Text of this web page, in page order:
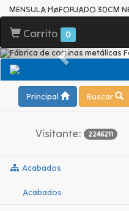
MENSULA HøFORJADO 30CM
Carrito 0
Principal Buscar
Visitante: 2246211
Acabados
Acabados